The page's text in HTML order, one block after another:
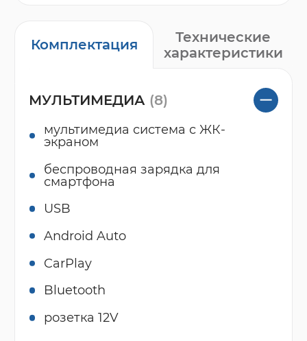
Комплектация
Технические
характеристики
МУЛЬТИМЕДИА (8)
мультимедиа система с ЖК-
экраном
беспроводная зарядка для
смартфона
USB
Android Auto
CarPlay
Bluetooth
розетка 12V